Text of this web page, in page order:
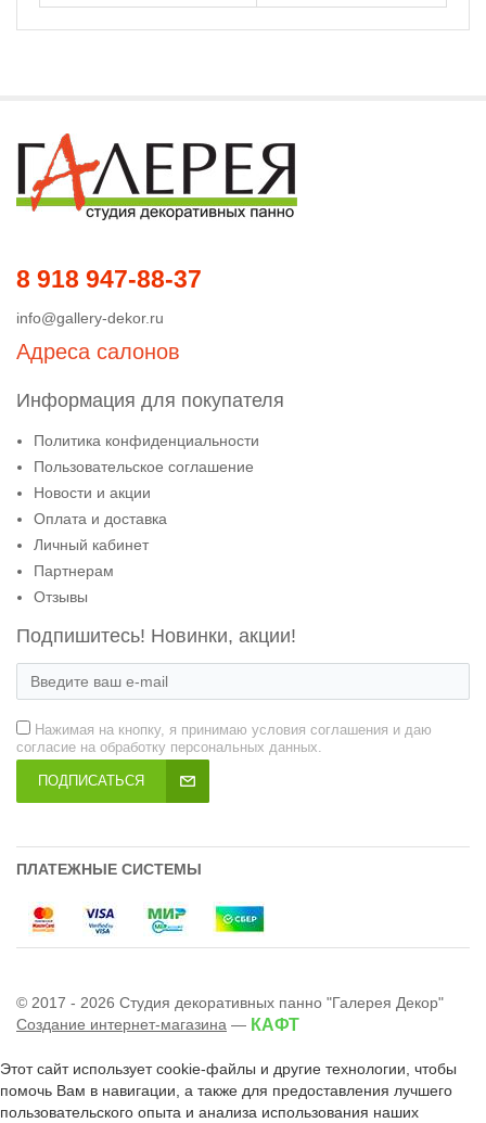
8 918 947-88-37
info@gallery-dekor.ru
Адреса салонов
Информация для покупателя
Политика конфиденциальности
Пользовательское соглашение
Новости и акции
Оплата и доставка
Личный кабинет
Партнерам
Отзывы
Подпишитесь! Новинки, акции!
Нажимая на кнопку, я принимаю условия соглашения и даю
согласие на обработку персональных данных.
ПОДПИСАТЬСЯ
ПЛАТЕЖНЫЕ СИСТЕМЫ
© 2017 - 2026 Студия декоративных панно "Галерея Декор"
Создание интернет-магазина — КАФТ
Этот сайт использует cookie-файлы и другие технологии, чтобы
помочь Вам в навигации, а также для предоставления лучшего
пользовательского опыта и анализа использования наших